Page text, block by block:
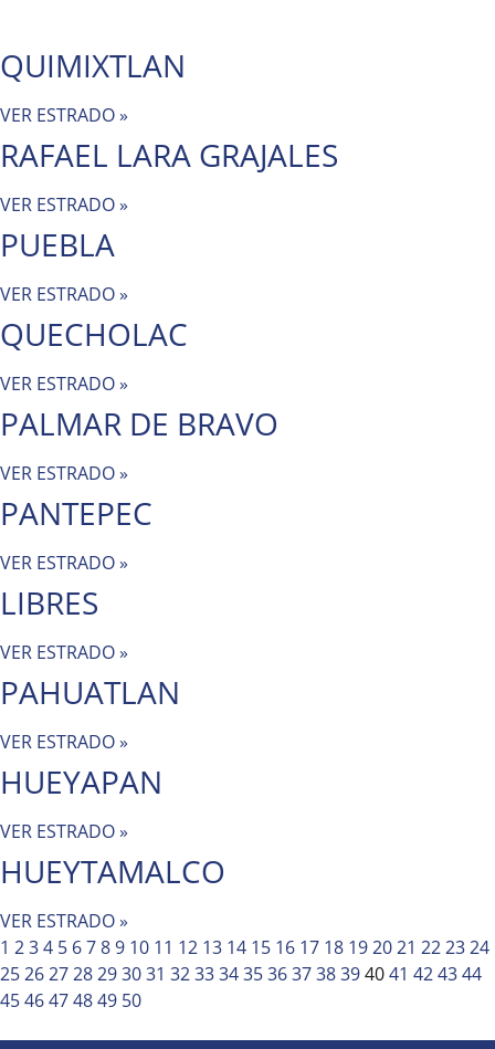
QUIMIXTLAN
VER ESTRADO »
RAFAEL LARA GRAJALES
VER ESTRADO »
PUEBLA
VER ESTRADO »
QUECHOLAC
VER ESTRADO »
PALMAR DE BRAVO
VER ESTRADO »
PANTEPEC
VER ESTRADO »
LIBRES
VER ESTRADO »
PAHUATLAN
VER ESTRADO »
HUEYAPAN
VER ESTRADO »
HUEYTAMALCO
VER ESTRADO »
1 234 5 6789 10 11 12 13 14 15 16 17 18 192021 222324
25262728293031 32333435363738394041 424344
4546474849 50